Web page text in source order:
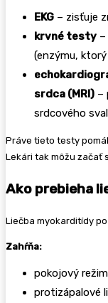
EKG – zisťuje
krvné testy
(enzýmu,
srdca (MRI) –
srdcového
Práve tieto testy
Lekári tak môžu začať
Ako prebieha
Liečba myokarditídy po
Zahŕňa:
pokojový
protizápalové